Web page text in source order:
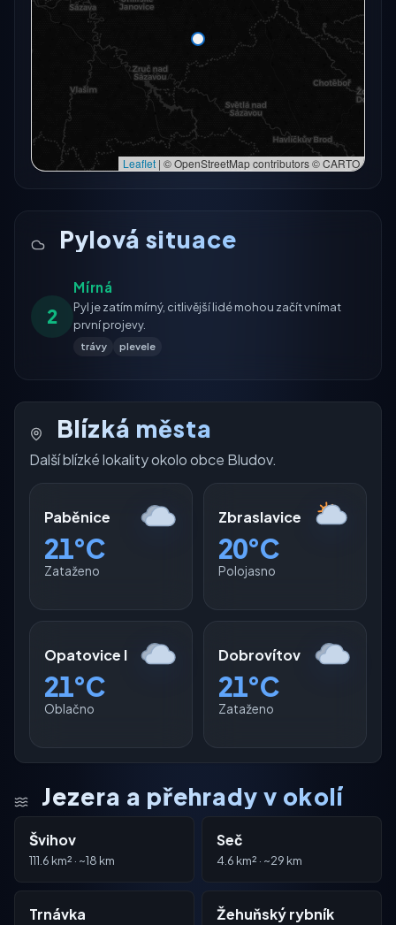
Otevřít v plné mapě
Zkusit znovu
Otevřít v plné mapě →
Leaflet | © OpenStreetMap contributors © CARTO
Pylová situace
2
Mírná
Pyl je zatím mírný, citlivější lidé mohou začít vnímat
první projevy.
trávy plevele
Blízká města
Další blízké lokality okolo obce Bludov.
Paběnice
21°C
Zataženo
Zbraslavice
20°C
Polojasno
Opatovice I
21°C
Oblačno
Dobrovítov
21°C
Zataženo
Jezera a přehrady v okolí
Švihov
111.6 km² · ~18 km
Seč
4.6 km² · ~29 km
Trnávka Žehuňský rybník